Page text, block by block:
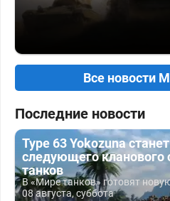
Все новости
Последние новости
Type 63 Yokozuna
следующего кланового
танков
В «Мире танков» готовят
08 августа, суббота